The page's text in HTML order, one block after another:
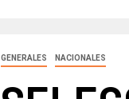
GENERALES NACIONALES